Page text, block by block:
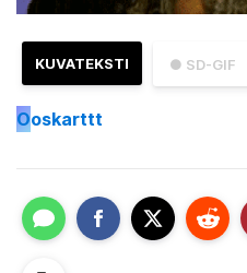
● SD-GIF
KUVATEKSTI
Ooskarttt